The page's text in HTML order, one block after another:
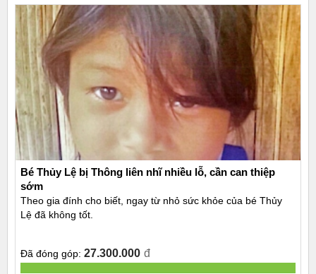
Bé Thủy Lệ bị Thông liên nhĩ nhiều lỗ, cần can thiệp
sớm
Theo gia đính cho biết, ngay từ nhỏ sức khỏe của bé Thủy
Lệ đã không tốt.
Đã đóng góp: 27.300.000 đ